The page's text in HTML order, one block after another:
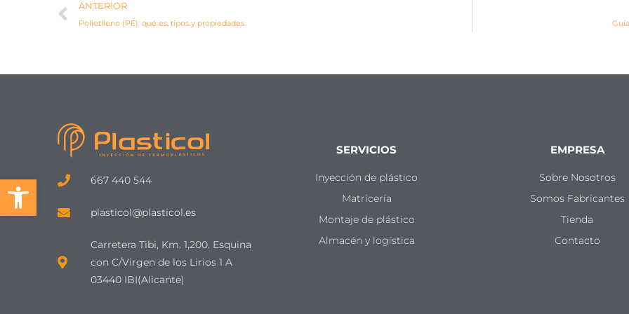
Abrir barra de herramientas
ANTERIOR
Polietileno (PE): qué es, tipos y propiedades
667 440 544
plasticol@plasticol.es
Carretera Tibi, Km. 1,200. Esquina
con C/Virgen de los Lirios 1 A
03440 IBI(Alicante)
SERVICIOS
Inyección de plástico
Matricería
Montaje de plástico
Almacén y logística
EMPRESA
Sobre Nosotros
Somos Fabricantes
Tienda
Contacto